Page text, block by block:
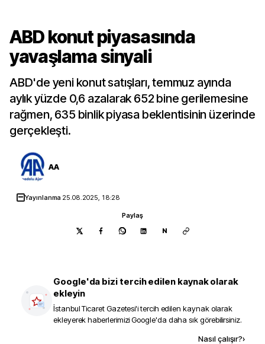
ABD konut piyasasında
yavaşlama sinyali
ABD'de yeni konut satışları, temmuz ayında
aylık yüzde 0,6 azalarak 652 bine gerilemesine
rağmen, 635 binlik piyasa beklentisinin üzerinde
gerçekleşti.
AA
Yayınlanma 25.08.2025, 18:28
Paylaş
N
Google'da bizi tercih edilen kaynak olarak
ekleyin
İstanbul Ticaret Gazetesi'i tercih edilen kaynak olarak
ekleyerek haberlerimizi Google'da daha sık görebilirsiniz.
Nasıl çalışır?›